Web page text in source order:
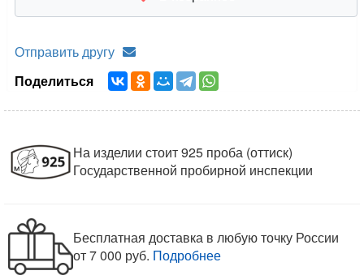
Отправить другу
Поделиться
На изделии стоит 925 проба (оттиск)
Государственной пробирной инспекции
Бесплатная доставка в любую точку России
от 7 000 руб. Подробнее